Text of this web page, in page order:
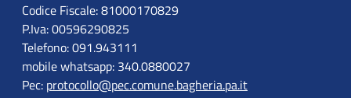
Codice Fiscale: 81000170829
P.Iva: 00596290825
Telefono: 091.943111
mobile whatsapp: 340.0880027
Pec: protocollo@pec.comune.bagheria.pa.it